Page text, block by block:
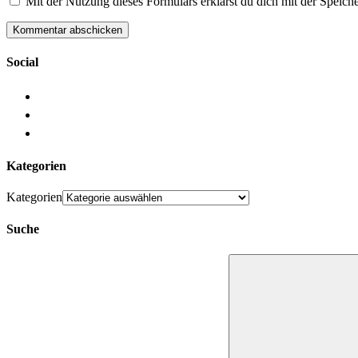
Social
Kategorien
Kategorien
Suche